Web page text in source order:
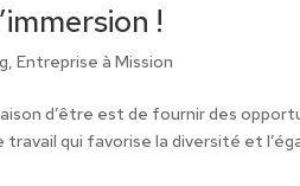
!
,Entreprise à Mission
d’être est de fournir des
qui favorise la diversité et